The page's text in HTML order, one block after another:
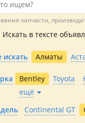
запчасти,
Искать в тексте
искать Алматы
Bentley Toyota
ещё
Continental GT